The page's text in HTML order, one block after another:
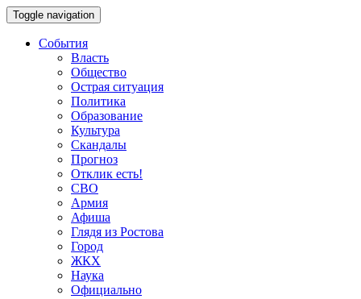
Toggle navigation
События
Власть
Общество
Острая ситуация
Политика
Образование
Культура
Скандалы
Прогноз
Отклик есть!
СВО
Армия
Афиша
Глядя из Ростова
Город
ЖКХ
Наука
Официально